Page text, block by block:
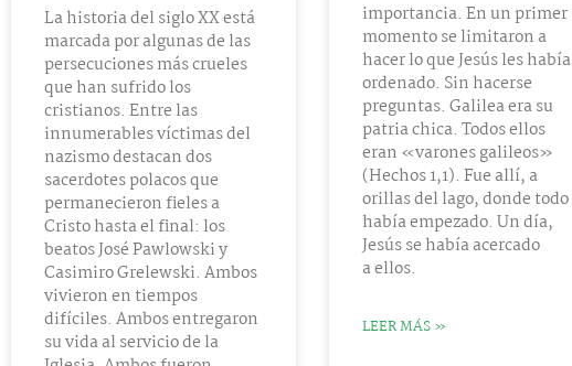
La historia del siglo XX está
marcada por algunas de las
persecuciones más crueles
que han sufrido los
cristianos. Entre las
innumerables víctimas del
nazismo destacan dos
sacerdotes polacos que
permanecieron fieles a
Cristo hasta el final: los
beatos José Pawlowski y
Casimiro Grelewski. Ambos
vivieron en tiempos
difíciles. Ambos entregaron
su vida al servicio de la
importancia. En un primer
momento se limitaron a
hacer lo que Jesús les había
ordenado. Sin hacerse
preguntas. Galilea era su
patria chica. Todos ellos
eran «varones galileos»
(Hechos 1,1). Fue allí, a
orillas del lago, donde todo
había empezado. Un día,
Jesús se había acercado
a ellos.
LEER MÁS »